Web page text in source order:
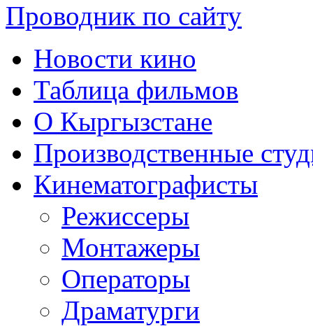
Проводник по сайту
Новости кино
Таблица фильмов
О Кыргызстане
Производственные
Кинематографисты
Режиссеры
Монтажеры
Операторы
Драматурги